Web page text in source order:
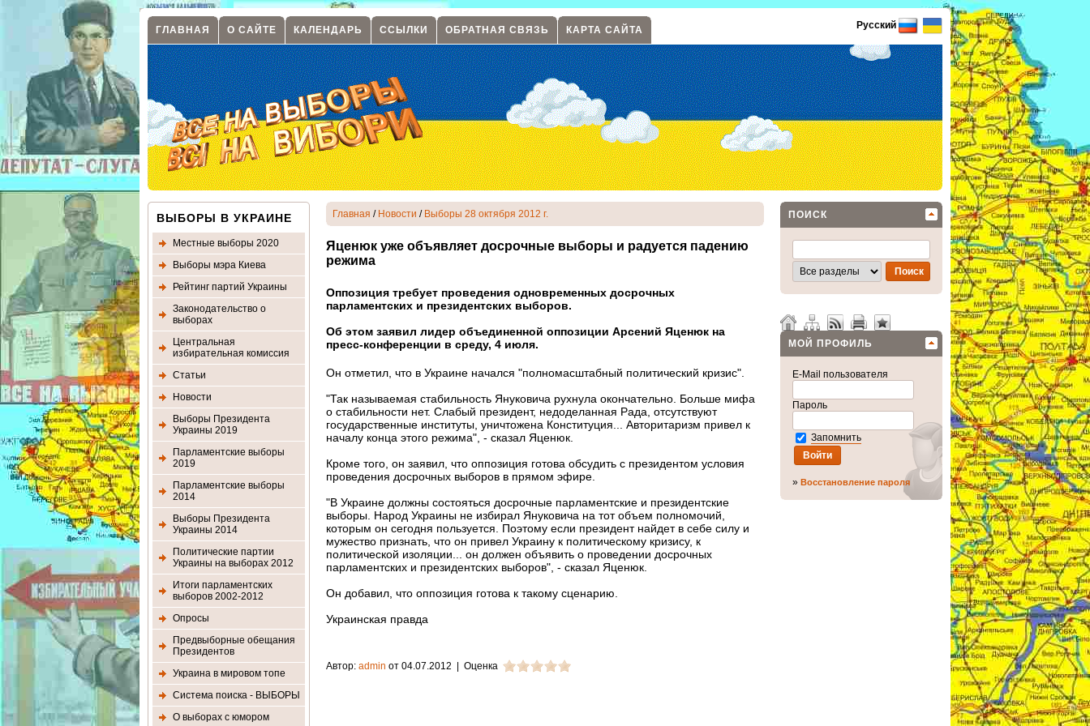
ГЛАВНАЯ О САЙТЕ КАЛЕНДАРЬ ССЫЛКИ ОБРАТНАЯ СВЯЗЬ КАРТА САЙТА Русский
ВЫБОРЫ В УКРАИНЕ
Местные выборы 2020
Выборы мэра Киева
Рейтинг партий Украины
Законодательство о
выборах
Центральная
избирательная комиссия
Статьи
Новости
Выборы Президента
Украины 2019
Парламентские выборы
2019
Парламентские выборы
2014
Выборы Президента
Украины 2014
Политические партии
Украины на выборах 2012
Итоги парламентских
выборов 2002-2012
Опросы
Предвыборные обещания
Президентов
Украина в мировом топе
Система поиска - ВЫБОРЫ
О выборах с юмором
Главная / Новости / Выборы 28 октября 2012 г.
Яценюк уже объявляет досрочные выборы и радуется падению
режима
Оппозиция требует проведения одновременных досрочных
парламентских и президентских выборов.
Об этом заявил лидер объединенной оппозиции Арсений Яценюк на
пресс-конференции в среду, 4 июля.
Он отметил, что в Украине начался "полномасштабный политический кризис".
"Так называемая стабильность Януковича рухнула окончательно. Больше мифа
о стабильности нет. Слабый президент, недоделанная Рада, отсутствуют
государственные институты, уничтожена Конституция... Авторитаризм привел к
началу конца этого режима", - сказал Яценюк.
Кроме того, он заявил, что оппозиция готова обсудить с президентом условия
проведения досрочных выборов в прямом эфире.
"В Украине должны состояться досрочные парламентские и президентские
выборы. Народ Украины не избирал Януковича на тот объем полномочий,
которым он сегодня пользуется. Поэтому если президент найдет в себе силу и
мужество признать, что он привел Украину к политическому кризису, к
политической изоляции... он должен объявить о проведении досрочных
парламентских и президентских выборов", - сказал Яценюк.
Он добавил, что оппозиция готова к такому сценарию.
Украинская правда
Автор: admin от 04.07.2012 | Оценка
ПОИСК
МОЙ ПРОФИЛЬ
E-Mail пользователя
Пароль
Запомнить
» Восстановление пароля